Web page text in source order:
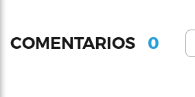
COMENTARIOS 0